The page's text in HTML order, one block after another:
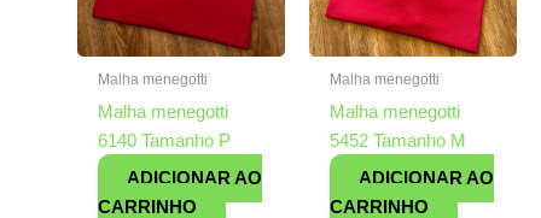
Malha menegotti
Malha menegotti
6140 Tamanho P
ADICIONAR AO
CARRINHO
Malha menegotti
Malha menegotti
5452 Tamanho M
ADICIONAR AO
CARRINHO